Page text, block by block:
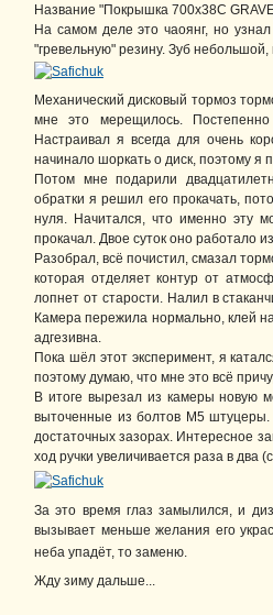
Название "Покрышка 700х38С
На самом деле это чаоянг, но
"гревельную" резину. Зуб
Механический дисковый тормоз
мне это мерещилось. Постепенно
Настраивал я всегда для очень
начинало шоркать о диск, поэтому я
Потом мне подарили
обратки я решил его прокачать,
нуля. Начитался, что именно эту
прокачал. Двое суток оно работало
Разобрал, всё почистил, смазал
которая отделяет контур от
лопнет от старости. Налил в
Камера пережила нормально, клей
адгезивна.
Пока шёл этот эксперимент, я
поэтому думаю, что мне это всё
В итоге вырезал из камеры новую
выточенные из болтов М5 штуцеры.
достаточных зазорах. Интересное
ход ручки увеличивается раза в
За это время глаз замылился, и
вызывает меньше желания его
неба упадёт, то заменю.
Жду зиму дальше...